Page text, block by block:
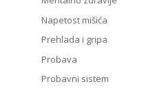
Napetost mišića
Prehlada i gripa
Probava
Probavni sistem